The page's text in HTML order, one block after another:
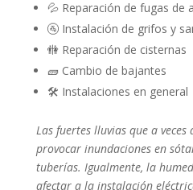
💦 Reparación de fugas de
🚰 Instalación de grifos y
🚻 Reparación de cisternas
🧱 Cambio de bajantes
🛠️ Instalaciones en general
Las fuertes lluvias que a
provocar inundaciones en
tuberías. Igualmente, la
afectar a la instalación